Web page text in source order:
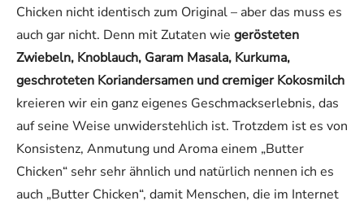
Chicken nicht identisch zum Original – aber das muss es
auch gar nicht. Denn mit Zutaten wie gerösteten
Zwiebeln, Knoblauch, Garam Masala, Kurkuma,
geschroteten Koriandersamen und cremiger Kokosmilch
kreieren wir ein ganz eigenes Geschmackserlebnis, das
auf seine Weise unwiderstehlich ist. Trotzdem ist es von
Konsistenz, Anmutung und Aroma einem „Butter
Chicken“ sehr sehr ähnlich und natürlich nennen ich es
auch „Butter Chicken“, damit Menschen, die im Internet